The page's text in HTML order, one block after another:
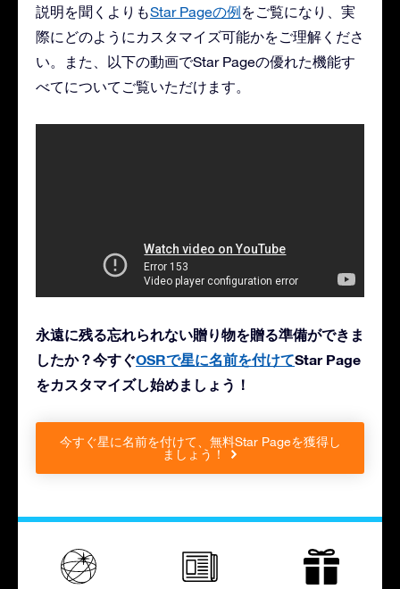
説明を聞くよりもStar Pageの例をご覧になり、実
際にどのようにカスタマイズ可能かをご理解くださ
い。また、以下の動画でStar Pageの優れた機能す
べてについてご覧いただけます。
永遠に残る忘れられない贈り物を贈る準備ができま
したか？今すぐOSRで星に名前を付けてStar Page
をカスタマイズし始めましょう！
今すぐ星に名前を付けて、無料Star Pageを獲得し
ましょう！